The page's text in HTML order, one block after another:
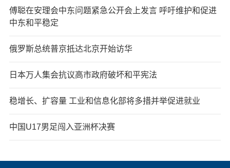
傅聪在安理会中东问题紧急公开会上发言 呼吁维护和促进
中东和平稳定
俄罗斯总统普京抵达北京开始访华
日本万人集会抗议高市政府破坏和平宪法
稳增长、扩容量 工业和信息化部将多措并举促进就业
中国U17男足闯入亚洲杯决赛